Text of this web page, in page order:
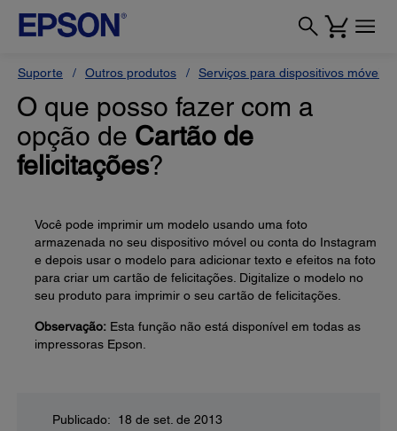
Suporte Outros produtos Serviços para dispositivos móveis
O que posso fazer com a
opção de Cartão de
felicitações?
Você pode imprimir um modelo usando uma foto
armazenada no seu dispositivo móvel ou conta do Instagram
e depois usar o modelo para adicionar texto e efeitos na foto
para criar um cartão de felicitações. Digitalize o modelo no
seu produto para imprimir o seu cartão de felicitações.
Observação: Esta função não está disponível em todas as
impressoras Epson.
Publicado: 18 de set. de 2013